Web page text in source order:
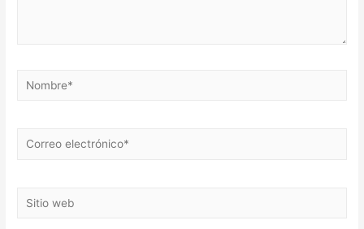
Nombre*
Correo
Sitio